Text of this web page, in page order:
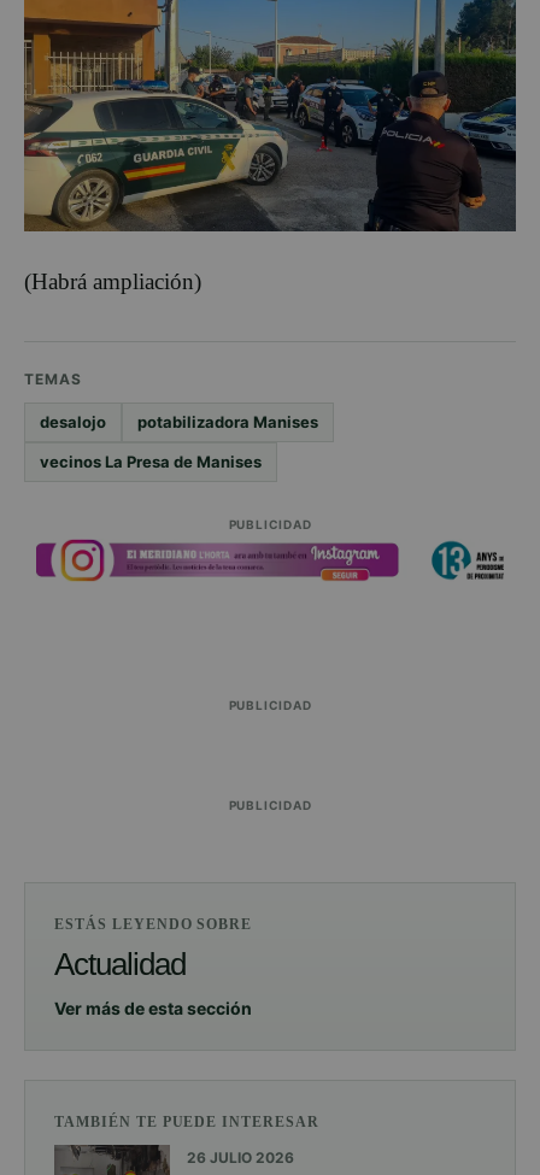
(Habrá ampliación)
TEMAS
desalojo potabilizadora Manises
vecinos La Presa de Manises
PUBLICIDAD
PUBLICIDAD
PUBLICIDAD
ESTÁS LEYENDO SOBRE
Actualidad
Ver más de esta sección
TAMBIÉN TE PUEDE INTERESAR
26 JULIO 2026